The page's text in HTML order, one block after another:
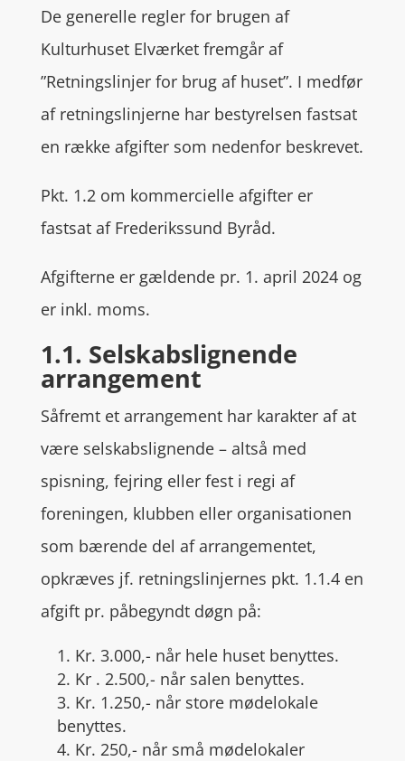
De generelle regler for brugen af
Kulturhuset Elværket fremgår af
”Retningslinjer for brug af huset”. I medfør
af retningslinjerne har bestyrelsen fastsat
en række afgifter som nedenfor beskrevet.
Pkt. 1.2 om kommercielle afgifter er
fastsat af Frederikssund Byråd.
Afgifterne er gældende pr. 1. april 2024 og
er inkl. moms.
1.1. Selskabslignende
arrangement
Såfremt et arrangement har karakter af at
være selskabslignende – altså med
spisning, fejring eller fest i regi af
foreningen, klubben eller organisationen
som bærende del af arrangementet,
opkræves jf. retningslinjernes pkt. 1.1.4 en
afgift pr. påbegyndt døgn på:
1. Kr. 3.000,- når hele huset benyttes.
2. Kr . 2.500,- når salen benyttes.
3. Kr. 1.250,- når store mødelokale
benyttes.
4. Kr. 250,- når små mødelokaler